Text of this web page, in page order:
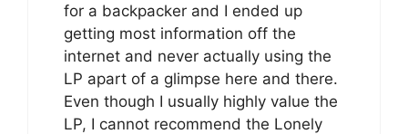
for a backpacker and I ended up
getting most information off the
internet and never actually using the
LP apart of a glimpse here and there.
Even though I usually highly value the
LP, I cannot recommend the Lonely